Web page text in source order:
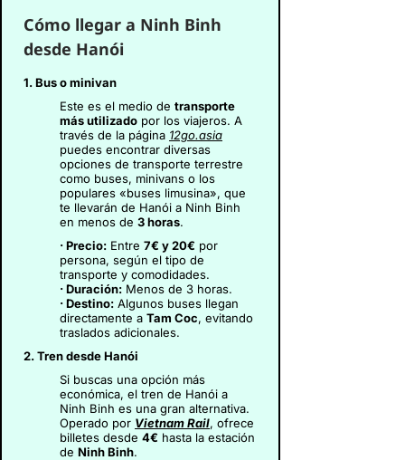
Cómo llegar a Ninh Binh
desde Hanói
1. Bus o minivan
Este es el medio de transporte
más utilizado por los viajeros. A
través de la página 12go.asia
puedes encontrar diversas
opciones de transporte terrestre
como buses, minivans o los
populares «buses limusina», que
te llevarán de Hanói a Ninh Binh
en menos de 3 horas.
· Precio: Entre 7€ y 20€ por
persona, según el tipo de
transporte y comodidades.
· Duración: Menos de 3 horas.
· Destino: Algunos buses llegan
directamente a Tam Coc, evitando
traslados adicionales.
2. Tren desde Hanói
Si buscas una opción más
económica, el tren de Hanói a
Ninh Binh es una gran alternativa.
Operado por Vietnam Rail, ofrece
billetes desde 4€ hasta la estación
de Ninh Binh.